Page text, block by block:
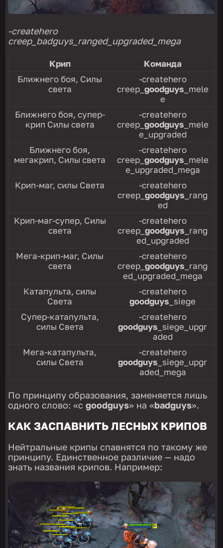
-createhero
creep_badguys_ranged_upgraded_mega
Крип
Команда
Ближнего боя, Силы
света
-createhero
creep_ goodguys _mele
e
Ближнего боя, супер-
крип Силы света
-createhero
creep_ goodguys _mele
e_upgraded
Ближнего боя,
мегакрип, Силы света
-createhero
creep_ goodguys _mele
e_upgraded_mega
Крип-маг, силы Света
-createhero
creep_goodguys _rang
ed
Крип-маг-супер, Силы
света
-createhero
creep_goodguys _rang
ed_upgraded
Мега-крип-маг, Силы
света
-createhero
creep_goodguys _rang
ed_upgraded_mega
Катапульта, силы
Света
-createhero
goodguys _siege
Супер-катапульта,
силы Света
-createhero
goodguys _siege_upgr
aded
Мега-катапульта,
силы Света
-createhero
goodguys _siege_upgr
aded_mega
По принципу образования, заменяется лишь
одного слово: «сgoodguys» на «badguys».
КАК ЗАСПАВНИТЬ ЛЕСНЫХ КРИПОВ
Нейтральные крипы спавнятся по такому же
принципу. Единственное различие — надо
знать названия крипов. Например: